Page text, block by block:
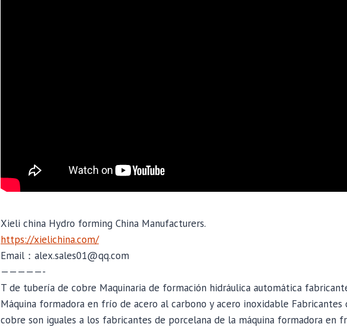
Xieli china Hydro forming China Manufacturers.
https://xielichina.com/
Email：alex.sales01@qq.com
—————-
T de tubería de cobre Maquinaria de formación hidráulica automática
Máquina formadora en frío de acero al carbono y acero inoxidable Fabricantes
cobre son iguales a los fabricantes de porcelana de la máquina formadora en